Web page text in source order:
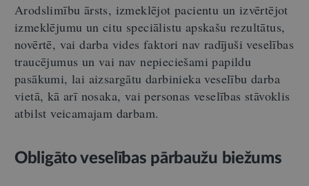
Arodslimību ārsts, izmeklējot pacientu un izvērtējot
izmeklējumu un citu speciālistu apskašu rezultātus,
novērtē, vai darba vides faktori nav radījuši veselības
traucējumus un vai nav nepieciešami papildu
pasākumi, lai aizsargātu darbinieka veselību darba
vietā, kā arī nosaka, vai personas veselības stāvoklis
atbilst veicamajam darbam.
Obligāto veselības pārbaužu biežums